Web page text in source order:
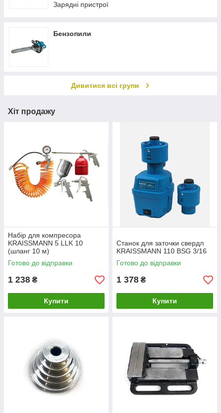
Зарядні пристрої
Бензопили
Дивитися всі групи
Хіт продажу
Набір для компресора
KRAISSMANN 5 LLK 10
(шланг 10 м)
Готово до відправки
1 238 ₴
Купити
Станок для заточки свердл
KRAISSMANN 110 BSG 3/16
Готово до відправки
1 378 ₴
Купити